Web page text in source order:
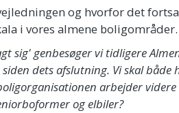
og hvorfor det
i vores almene boligområder.
sig' genbesøger vi tidligere
dets afslutning. Vi skal
arbejder
og elbiler?